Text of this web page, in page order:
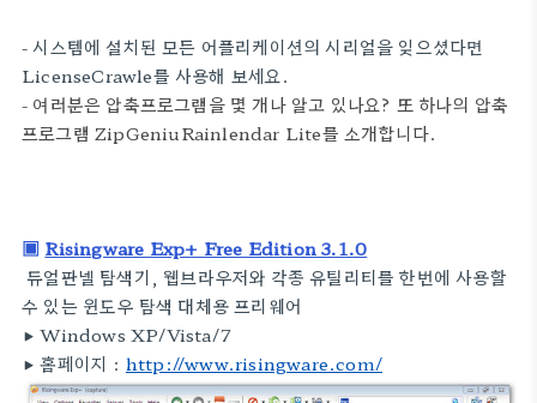
-시스템에 설치된 모든 어플리케이션의 시리얼을 잊으셨다면
LicenseCrawle를 사용해 보세요.
- 여러분은 압축프로그램을 몇 개나 알고 있나요? 또 하나의 압축
프로그램 ZipGeniuRainlendar Lite를 소개합니다.
▣ Risingware Exp+ Free Edition 3.1.0
듀얼판넬 탐색기, 웹브라우저와 각종 유틸리티를 한번에 사용할
수 있는 윈도우 탐색 대체용 프리웨어
▶Windows XP/Vista/7
▶ 홈페이지 : http://www.risingware.com/